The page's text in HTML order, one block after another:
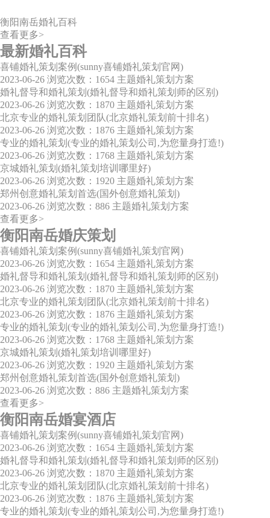
衡阳南岳婚礼百科
查看更多>
最新婚礼百科
喜铺婚礼策划案例(sunny喜铺婚礼策划官网)
2023-06-26 浏览次数：1654 主题婚礼策划方案
婚礼督导和婚礼策划(婚礼督导和婚礼策划师的区别)
2023-06-26 浏览次数：1870 主题婚礼策划方案
北京专业的婚礼策划团队(北京婚礼策划前十排名)
2023-06-26 浏览次数：1876 主题婚礼策划方案
专业的婚礼策划(专业的婚礼策划公司,为您量身打造!)
2023-06-26 浏览次数：1768 主题婚礼策划方案
京城婚礼策划(婚礼策划培训哪里好)
2023-06-26 浏览次数：1920 主题婚礼策划方案
郑州创意婚礼策划首选(国外创意婚礼策划)
2023-06-26 浏览次数：886 主题婚礼策划方案
查看更多>
衡阳南岳婚庆策划
喜铺婚礼策划案例(sunny喜铺婚礼策划官网)
2023-06-26 浏览次数：1654 主题婚礼策划方案
婚礼督导和婚礼策划(婚礼督导和婚礼策划师的区别)
2023-06-26 浏览次数：1870 主题婚礼策划方案
北京专业的婚礼策划团队(北京婚礼策划前十排名)
2023-06-26 浏览次数：1876 主题婚礼策划方案
专业的婚礼策划(专业的婚礼策划公司,为您量身打造!)
2023-06-26 浏览次数：1768 主题婚礼策划方案
京城婚礼策划(婚礼策划培训哪里好)
2023-06-26 浏览次数：1920 主题婚礼策划方案
郑州创意婚礼策划首选(国外创意婚礼策划)
2023-06-26 浏览次数：886 主题婚礼策划方案
查看更多>
衡阳南岳婚宴酒店
喜铺婚礼策划案例(sunny喜铺婚礼策划官网)
2023-06-26 浏览次数：1654 主题婚礼策划方案
婚礼督导和婚礼策划(婚礼督导和婚礼策划师的区别)
2023-06-26 浏览次数：1870 主题婚礼策划方案
北京专业的婚礼策划团队(北京婚礼策划前十排名)
2023-06-26 浏览次数：1876 主题婚礼策划方案
专业的婚礼策划(专业的婚礼策划公司,为您量身打造!)